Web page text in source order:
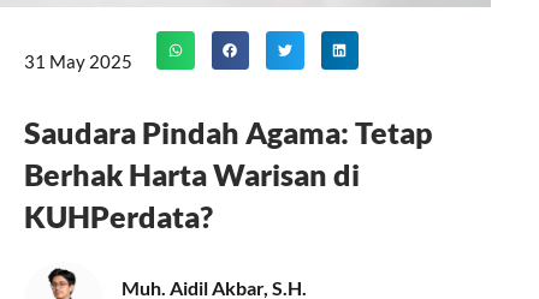
31 May 2025
Saudara Pindah Agama: Tetap
Berhak Harta Warisan di
KUHPerdata?
Muh. Aidil Akbar, S.H.